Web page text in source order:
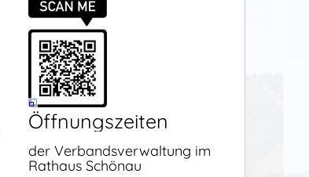
Öffnungszeiten
der Verbandsverwaltung im
Rathaus Schönau